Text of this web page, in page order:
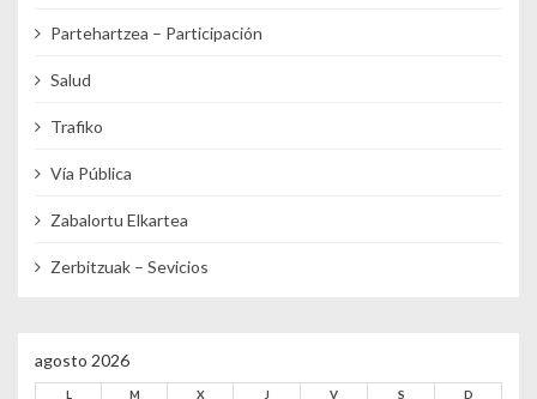
Partehartzea – Participación
Salud
Trafiko
Vía Pública
Zabalortu Elkartea
Zerbitzuak – Sevicios
agosto 2026
L M X J V S D